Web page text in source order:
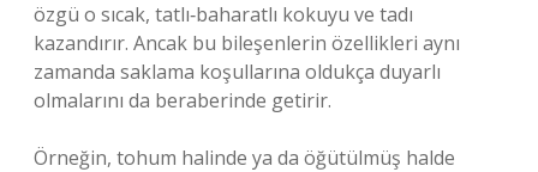
özgü o sıcak, tatlı‑baharatlı kokuyu ve tadı
kazandırır. Ancak bu bileşenlerin özellikleri aynı
zamanda saklama koşullarına oldukça duyarlı
olmalarını da beraberinde getirir.
Örneğin, tohum halinde ya da öğütülmüş halde